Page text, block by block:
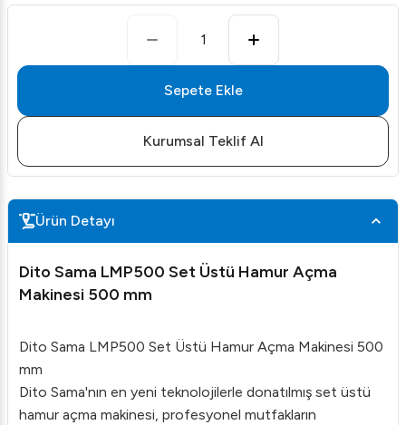
1
Sepete Ekle
Kurumsal Teklif Al
Ürün Detayı
Dito Sama LMP500 Set Üstü Hamur Açma
Makinesi 500 mm
Dito Sama LMP500 Set Üstü Hamur Açma Makinesi 500
mm
Dito Sama'nın en yeni teknolojilerle donatılmış set üstü
hamur açma makinesi, profesyonel mutfakların